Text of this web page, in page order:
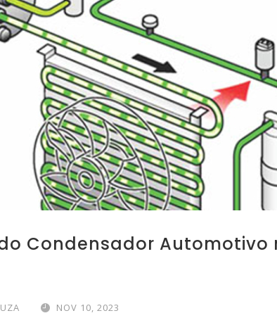
Condensador
NOV 10, 2023